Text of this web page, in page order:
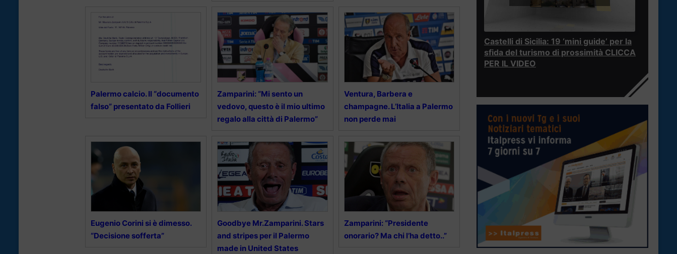
Palermo calcio. Il “documento
falso” presentato da Follieri
Zamparini: “Mi sento un
vedovo, questo è il mio ultimo
regalo alla città di Palermo”
Ventura, Barbera e
champagne. L’Italia a Palermo
non perde mai
Eugenio Corini si è dimesso.
“Decisione sofferta”
Goodbye Mr.Zamparini. Stars
and stripes per il Palermo
made in United States
Zamparini: “Presidente
onorario? Ma chi l’ha detto..”
Castelli di Sicilia: 19 ‘mini guide’ per la
sfida del turismo di prossimità CLICCA
PER IL VIDEO